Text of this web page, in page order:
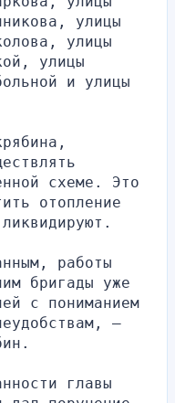
улицы
улицы
улицы
и улицы
схеме. Это
отопление
работы
бригады уже
с пониманием
–
главы